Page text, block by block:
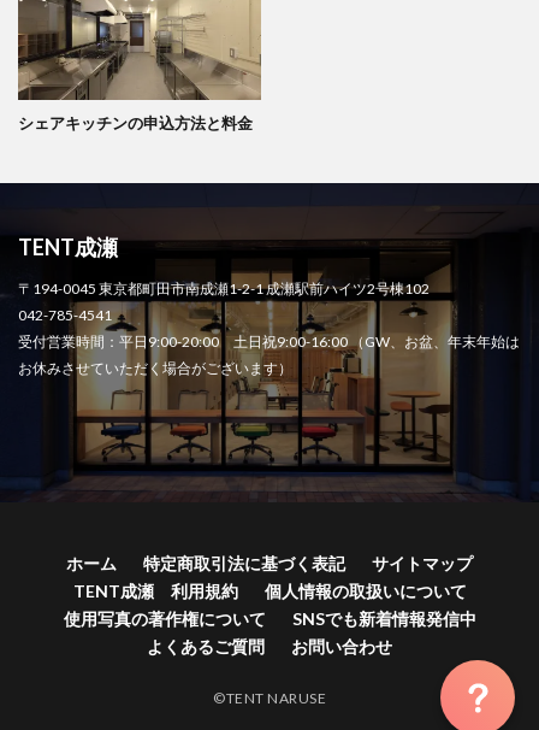
シェアキッチンの申込方法と料金
TENT成瀬
〒194-0045 東京都町田市南成瀬1-2-1 成瀬駅前ハイツ2号棟102
042-785-4541
受付営業時間：平日9:00-20:00 土日祝9:00-16:00 （GW、お盆、年末年始は
お休みさせていただく場合がございます）
ホーム 特定商取引法に基づく表記
サイトマップ
TENT成瀬 利用規約
個人情報の取扱いについて
使用写真の著作権について
SNSでも新着情報発信中
よくあるご質問
お問い合わせ
©TENT NARUSE